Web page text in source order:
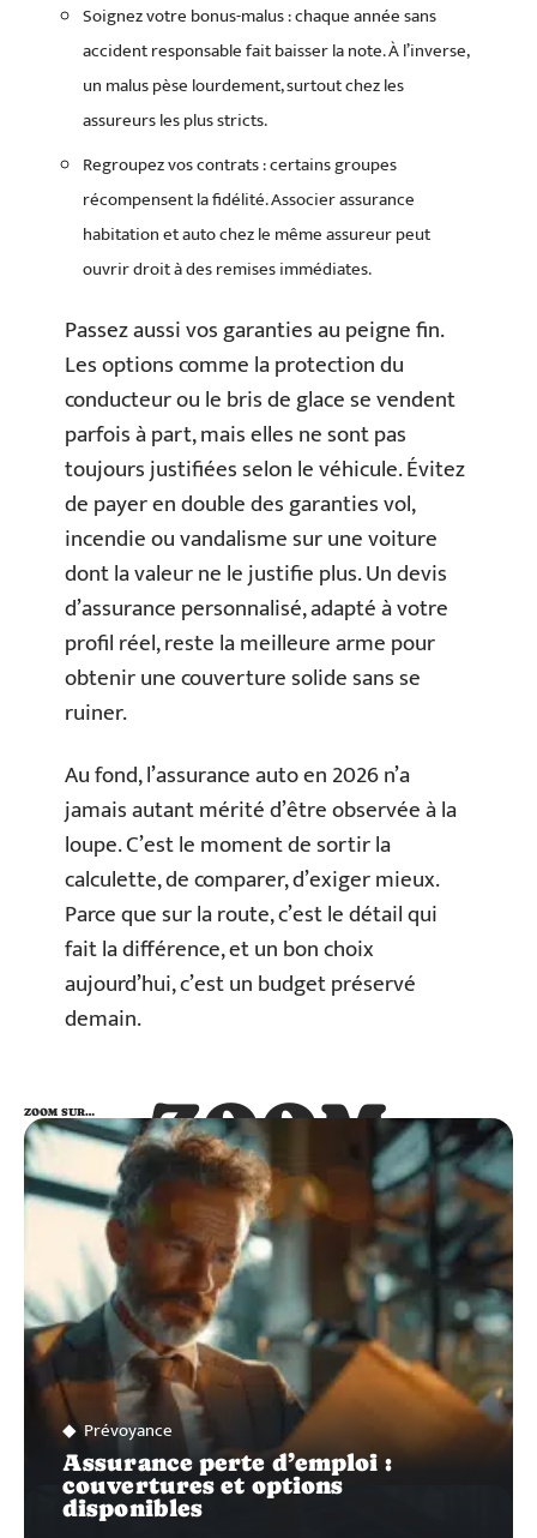
Soignez votre bonus-malus : chaque année sans
accident responsable fait baisser la note. À l’inverse,
un malus pèse lourdement, surtout chez les
assureurs les plus stricts.
Regroupez vos contrats : certains groupes
récompensent la fidélité. Associer assurance
habitation et auto chez le même assureur peut
ouvrir droit à des remises immédiates.
Passez aussi vos garanties au peigne fin.
Les options comme la protection du
conducteur ou le bris de glace se vendent
parfois à part, mais elles ne sont pas
toujours justifiées selon le véhicule. Évitez
de payer en double des garanties vol,
incendie ou vandalisme sur une voiture
dont la valeur ne le justifie plus. Un devis
d’assurance personnalisé, adapté à votre
profil réel, reste la meilleure arme pour
obtenir une couverture solide sans se
ruiner.
Au fond, l’assurance auto en 2026 n’a
jamais autant mérité d’être observée à la
loupe. C’est le moment de sortir la
calculette, de comparer, d’exiger mieux.
Parce que sur la route, c’est le détail qui
fait la différence, et un bon choix
aujourd’hui, c’est un budget préservé
demain.
ZOOM
SUR…
ZOOM SUR…
Prévoyance
Assurance perte d’emploi :
couvertures et options
disponibles